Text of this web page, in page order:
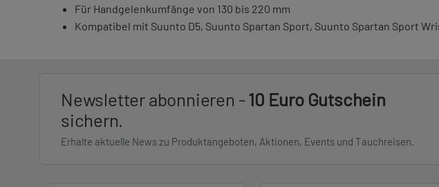
Für Handgelenkumfänge von 130 bis 220 mm
Kompatibel mit Suunto D5, Suunto Spartan Sport, Suunto Spartan Sport
Newsletter abonnieren -10 Euro Gutschein
sichern.
Erhalte aktuelle News zu Produktangeboten, Aktionen, Events und Tauchreisen.